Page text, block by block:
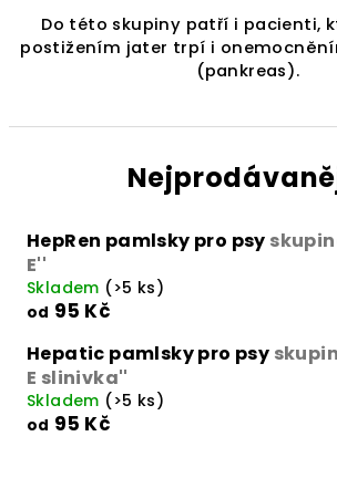
Do této skupiny patří i pacienti,
postižením jater trpí i
(pankreas).
HepRen pamlsky pro psy
E''
Skladem (>5 ks)
od 95 Kč
Hepatic pamlsky pro psy
E slinivka''
Skladem (>5 ks)
od 95 Kč